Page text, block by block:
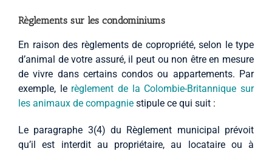
Règlements sur les condominiums
En raison des règlements de copropriété, selon le type
d’animal de votre assuré, il peut ou non être en mesure
de vivre dans certains condos ou appartements. Par
exemple, le règlement de la Colombie-Britannique sur
les animaux de compagnie stipule ce qui suit :
Le paragraphe 3(4) du Règlement municipal prévoit
qu’il est interdit au propriétaire, au locataire ou à